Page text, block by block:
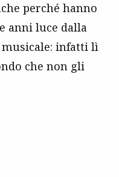
perché hanno
anni luce dalla
infatti lì
che non gli